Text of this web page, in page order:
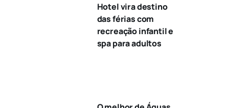
Hotel vira destino
das férias com
recreação infantil e
spa para adultos